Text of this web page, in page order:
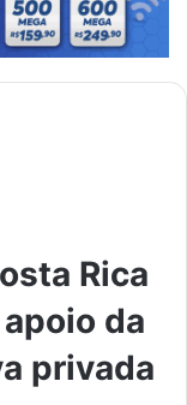
Rica
da
privada